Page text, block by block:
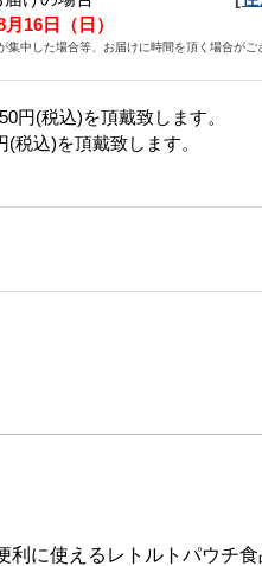
16日（日）
集中した場合等、お届けに時間を頂く場合がご
円(税込)を頂戴致します。
税込)を頂戴致します。
に使えるレトルトパウチ食